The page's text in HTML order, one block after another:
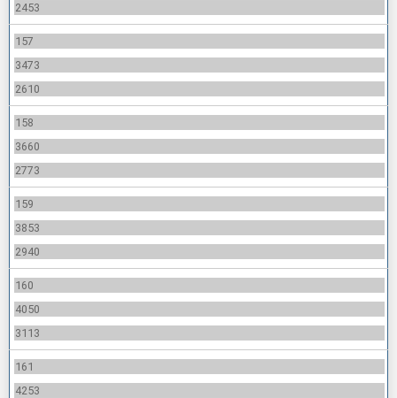
2453
157
3473
2610
158
3660
2773
159
3853
2940
160
4050
3113
161
4253